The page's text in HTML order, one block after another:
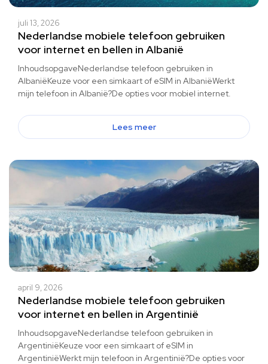
juli 13, 2026
Nederlandse mobiele telefoon gebruiken
voor internet en bellen in Albanië
InhoudsopgaveNederlandse telefoon gebruiken in
AlbaniëKeuze voor een simkaart of eSIM in AlbaniëWerkt
mijn telefoon in Albanië?De opties voor mobiel internet.
Lees meer
april 9, 2026
Nederlandse mobiele telefoon gebruiken
voor internet en bellen in Argentinië
InhoudsopgaveNederlandse telefoon gebruiken in
ArgentiniëKeuze voor een simkaart of eSIM in
ArgentiniëWerkt mijn telefoon in Argentinië?De opties voor